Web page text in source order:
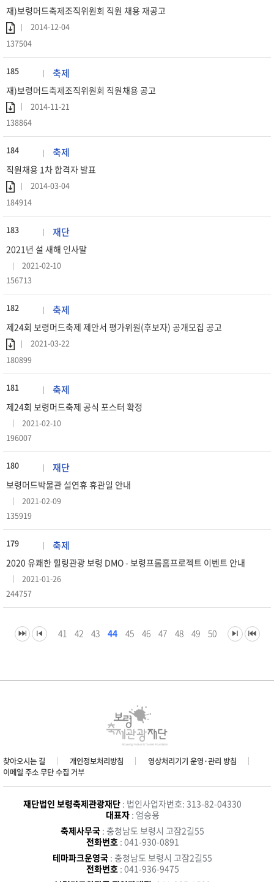
재)보령머드축제조직위원회 직원 채용 재공고
2014-12-04
137504
185 축제
재)보령머드축제조직위원회 직원채용 공고
2014-11-21
138864
184 축제
직원채용 1차 합격자 발표
2014-03-04
184914
183 재단
2021년 설 새해 인사말
2021-02-10
156713
182 축제
제24회 보령머드축제 제안서 평가위원(후보자) 공개모집 공고
2021-03-22
180899
181 축제
제24회 보령머드축제 공식 포스터 확정
2021-02-10
196007
180 재단
보령머드박물관 설연휴 휴관일 안내
2021-02-09
135919
179 축제
2020 유쾌한 힐링관광 보령 DMO - 보령프롬홈프로젝트 이벤트 안내
2021-01-26
244757
41 42 43 44 45 46 47 48 49 50
찾아오시는 길 개인정보처리방침
영상처리기기 운영·관리 방침
이메일 주소 무단 수집 거부
재단법인 보령축제관광재단 : 법인사업자번호: 313-82-04330
대표자: 엄승용
축제사무국 : 충청남도 보령시 고잠2길55
전화번호 : 041-930-0891
테마파크운영국 : 충청남도 보령시 고잠2길55
전화번호 : 041-936-9475